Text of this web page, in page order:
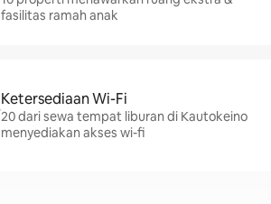
fasilitas ramah anak
Ketersediaan Wi-Fi
20 dari sewa tempat liburan di Kautokeino
menyediakan akses wi-fi